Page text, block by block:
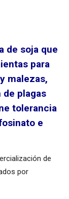
de soja que
para
malezas,
de plagas
tolerancia
e
de
por